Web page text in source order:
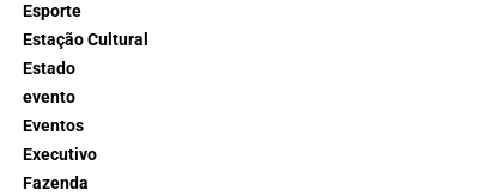
Esporte
Estação Cultural
Estado
evento
Eventos
Executivo
Fazenda